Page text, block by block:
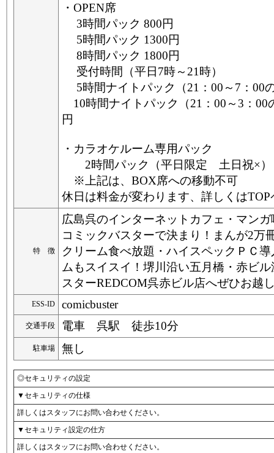
・OPEN席
3時間パック 800円
5時間パック 1300円
8時間パック 1800円
受付時間（平日7時～21時）
5時間ナイトパック（21：00～7：00
10時間ナイトパック（21：00～3：00
円
・カラオケルーム専用パック
2時間パック（平日限定 土日祝×）
※上記は、BOX席への移動不可
休日は料金が変わります、詳しくはTOP
特 徴
広島呉のインターネットカフェ・マン
コミックバスターで決まり！まんが2万
クリーム食べ放題・ハイスペックＰＣ
ムもスイスイ！堺川沿い五月橋・赤ビ
スターREDCOM呉赤ビル店へぜひお越
ESS-ID comicbuster
交通手段 電車 呉駅 徒歩10分
駐車場 無し
◎セキュリティの設定
▼セキュリティの仕様
詳しくはスタッフにお問い合わせください。
▼セキュリティ設定の仕方
詳しくはスタッフにお問い合わせください。